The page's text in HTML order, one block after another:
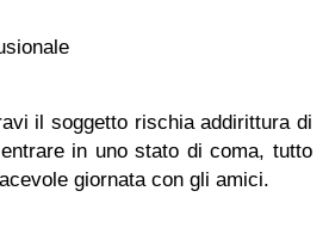
il soggetto rischia addirittura di
in uno stato di coma, tutto
giornata con gli amici.